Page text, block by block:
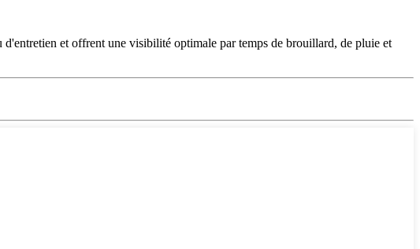
et offrent une visibilité optimale par temps de brouillard, de pluie et